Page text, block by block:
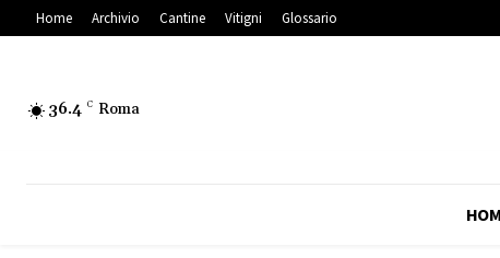
Home Archivio Cantine Vitigni Glossario
36.4 C Roma